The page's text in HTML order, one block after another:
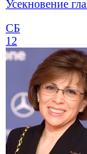
Усекновение
СБ
12